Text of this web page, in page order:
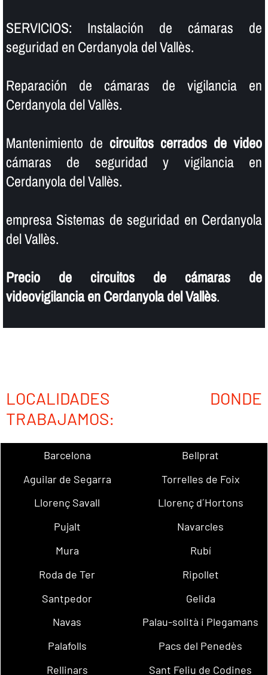
SERVICIOS: Instalación de cámaras de
seguridad en Cerdanyola del Vallès.
Reparación de cámaras de vigilancia en
Cerdanyola del Vallès.
Mantenimiento de circuitos cerrados de video
cámaras de seguridad y vigilancia en
Cerdanyola del Vallès.
empresa Sistemas de seguridad en Cerdanyola
del Vallès.
Precio de circuitos de cámaras de
videovigilancia en Cerdanyola del Vallès.
LOCALIDADES DONDE
TRABAJAMOS:
Barcelona
Bellprat
Aguilar de Segarra
Torrelles de Foix
Llorenç Savall
Llorenç d´Hortons
Pujalt
Navarcles
Mura
Rubí
Roda de Ter
Ripollet
Santpedor
Gelida
Navas
Palau-solità i Plegamans
Palafolls
Pacs del Penedès
Rellinars
Sant Feliu de Codines